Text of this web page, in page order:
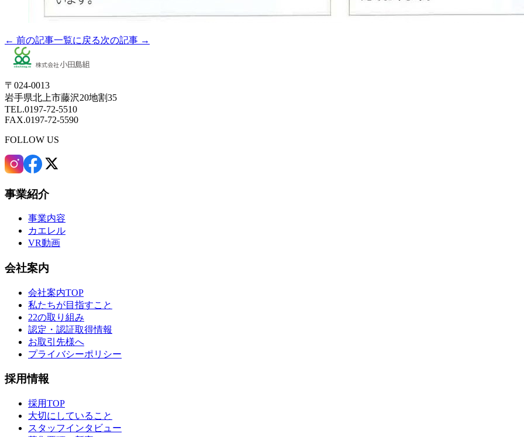
← 前の記事一覧に戻る次の記事 →
〒024-0013
岩手県北上市藤沢20地割35
TEL.0197-72-5510
FAX.0197-72-5590
FOLLOW US
事業紹介
事業内容
カエレル
VR動画
会社案内
会社案内TOP
私たちが目指すこと
22の取り組み
認定・認証取得情報
お取引先様へ
プライバシーポリシー
採用情報
採用TOP
大切にしていること
スタッフインタビュー